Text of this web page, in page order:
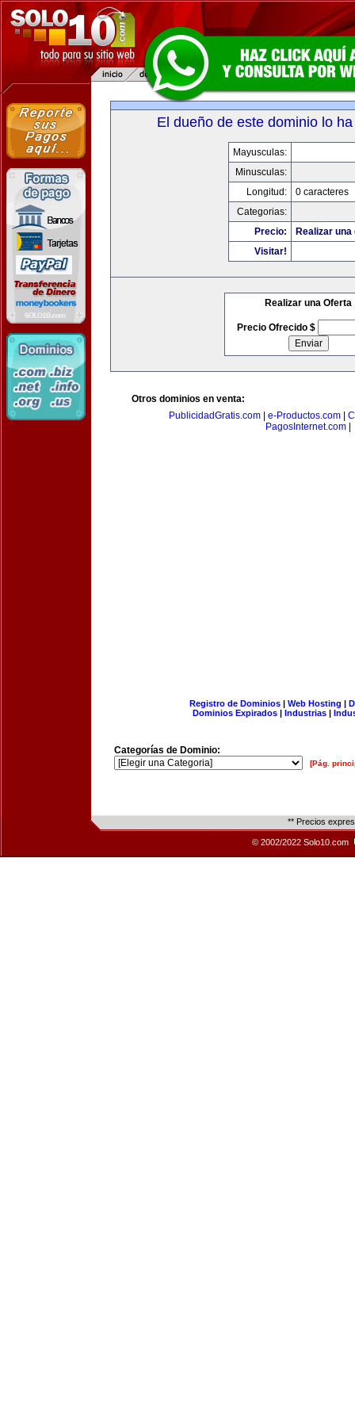
El dueño de este dominio lo
Mayusculas:
Minusculas:
Longitud:
0 caracteres
Categorias:
Precio:
Realizar
Visitar!
Realizar una Oferta
Precio Ofrecido $
Otros dominios en venta:
PublicidadGratis.com
e-Productos.com
PagosInternet.com
Registro de Dominios| Web Hosting |
Dominios Expirados | Industrias |
Categorías de Dominio:
[Pág.
** Precios
© 2002/2022 Solo10.com